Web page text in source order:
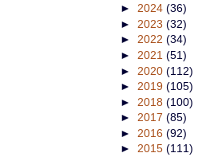
► 2024 (36)
► 2023 (32)
► 2022 (34)
► 2021 (51)
► 2020 (112)
► 2019 (105)
► 2018 (100)
► 2017 (85)
► 2016 (92)
► 2015 (111)